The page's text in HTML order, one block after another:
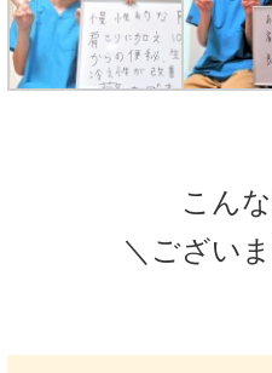
こん
＼ござい